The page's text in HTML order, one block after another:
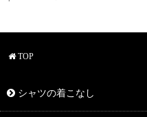
TOP
シャツの着こなし